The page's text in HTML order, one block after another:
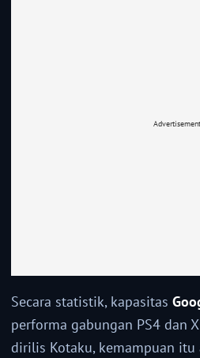
Advertisement
Secara statistik, kapasitas
performa gabungan PS4 dan
dirilis Kotaku, kemampuan itu